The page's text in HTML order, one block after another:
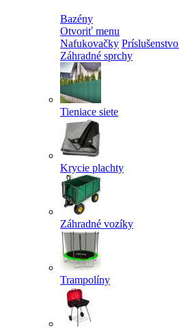
Bazény
Otvoriť menu
Nafukovačky
Záhradné sprchy
Tieniace siete
Krycie plachty
Záhradné vozíky
Trampolíny